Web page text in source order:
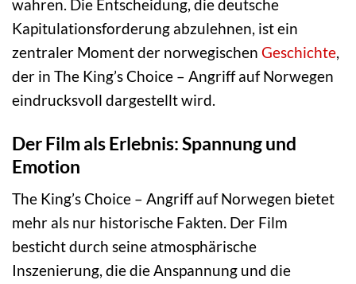
wahren. Die Entscheidung, die deutsche
Kapitulationsforderung abzulehnen, ist ein
zentraler Moment der norwegischen Geschichte,
der in The King’s Choice – Angriff auf Norwegen
eindrucksvoll dargestellt wird.
Der Film als Erlebnis: Spannung und
Emotion
The King’s Choice – Angriff auf Norwegen bietet
mehr als nur historische Fakten. Der Film
besticht durch seine atmosphärische
Inszenierung, die die Anspannung und die